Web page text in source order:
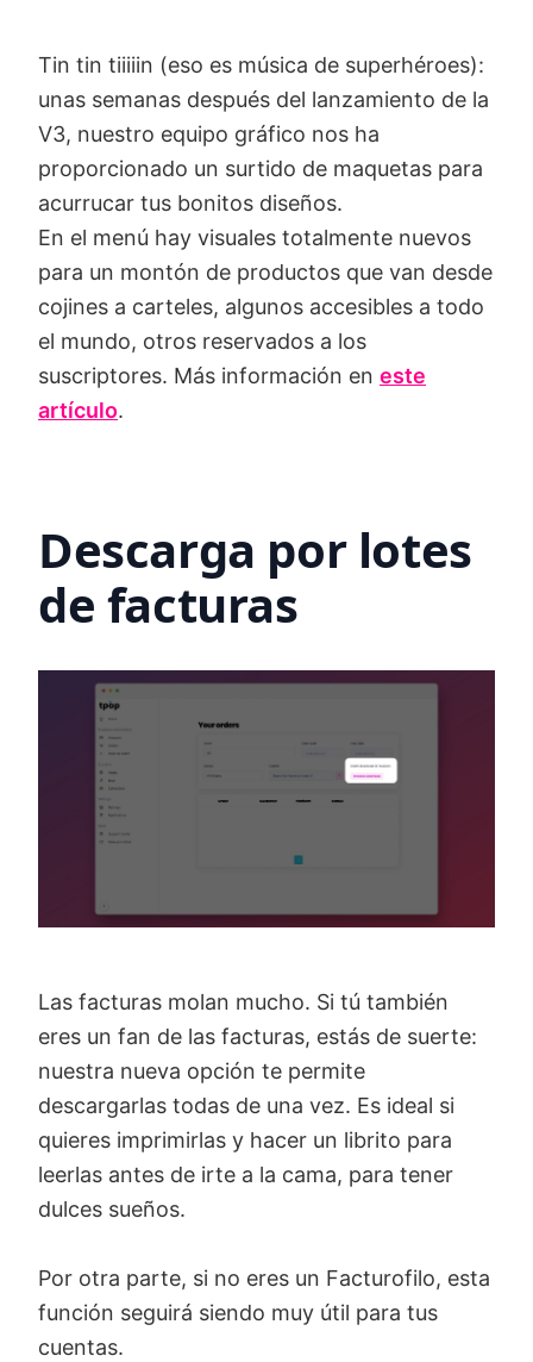
Tin tin tiiiiin (eso es música de superhéroes):
unas semanas después del lanzamiento de la
V3, nuestro equipo gráfico nos ha
proporcionado un surtido de maquetas para
acurrucar tus bonitos diseños.
En el menú hay visuales totalmente nuevos
para un montón de productos que van desde
cojines a carteles, algunos accesibles a todo
el mundo, otros reservados a los
suscriptores. Más información en este
artículo.
Descarga por lotes
de facturas
Las facturas molan mucho. Si tú también
eres un fan de las facturas, estás de suerte:
nuestra nueva opción te permite
descargarlas todas de una vez. Es ideal si
quieres imprimirlas y hacer un librito para
leerlas antes de irte a la cama, para tener
dulces sueños.
Por otra parte, si no eres un Facturofilo, esta
función seguirá siendo muy útil para tus
cuentas.